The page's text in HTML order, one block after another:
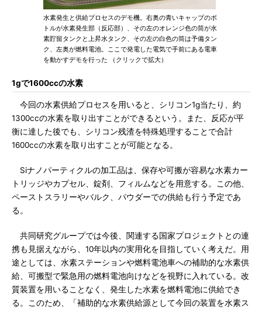
水素発生と供給プロセスのデモ機。右奥の青いキャップのボ
トルが水素発生部（反応部）、その左のオレンジ色の筒が水
素貯留タンクと上昇水タンク、その左の白色の筒は予備タン
ク、左奥が燃料電池。ここで発電した電気で手前にある電車
を動かすデモを行った （クリックで拡大）
1gで1600ccの水素
今回の水素供給プロセスを用いると、シリコン1g当たり、約
1300ccの水素を取り出すことができるという。また、反応が平
衡に達した後でも、シリコン残渣を特殊処理することで合計
1600ccの水素を取り出すことが可能となる。
Siナノパーティクルの加工品は、保存や可搬が容易な水素カー
トリッジやカプセル、錠剤、フィルムなどを用意する。この他、
ペーストスラリーやバルク、パウダーでの供給も行う予定であ
る。
共同研究グループでは今後、関連する国家プロジェクトとの連
携も見据えながら、10年以内の実用化を目指していく考えだ。用
途としては、水素ステーションや燃料電池車への補助的な水素供
給、可搬型で緊急用の燃料電池向けなどを視野に入れている。改
質装置を用いることなく、発生した水素を燃料電池に供給でき
る。このため、「補助的な水素供給源として今回の装置を水素ス